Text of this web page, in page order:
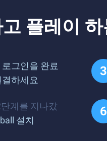
플레이 하
그인을 완료
하세요
계를 지나갔
설치